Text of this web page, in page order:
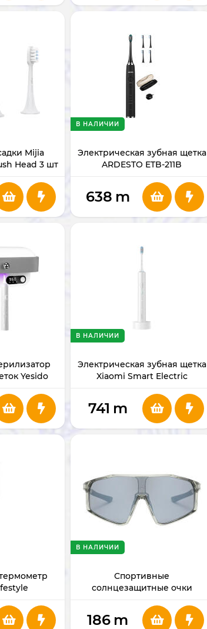
Mijia
Head 3 шт
Электрическая зубная щетка
ARDESTO ETB-211B
В НАЛИЧИИ
638 m
Yesido
Электрическая зубная щетка
Xiaomi Smart Electric
В НАЛИЧИИ
741 m
Спортивные
солнцезащитные очки
PDLFST806GY
В НАЛИЧИИ
186 m